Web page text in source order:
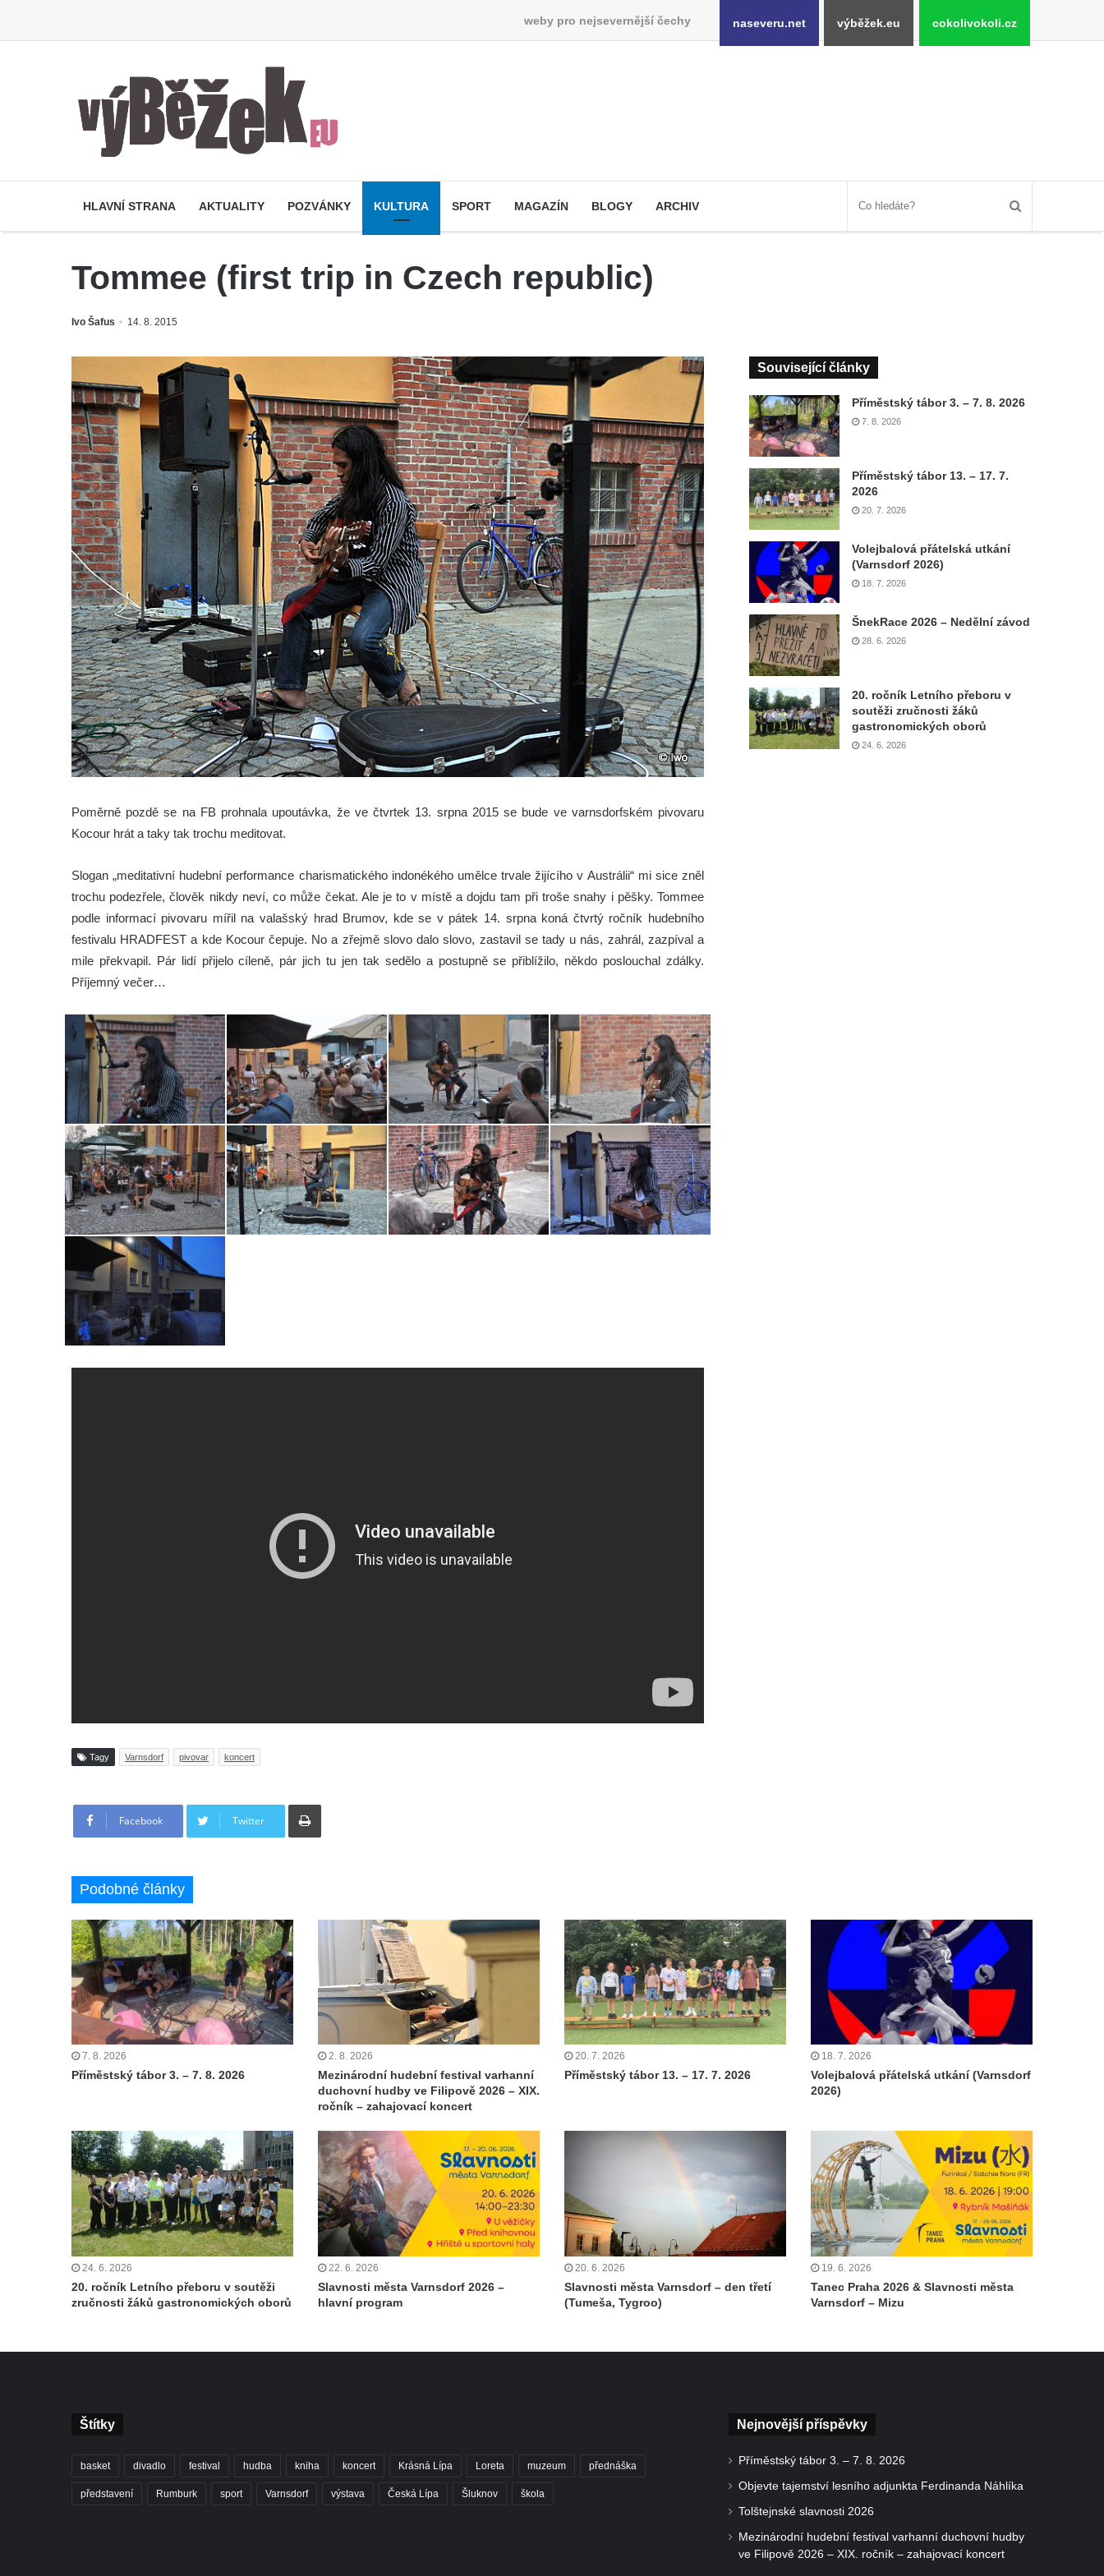
weby pro nejsevernější čechy naseveru.net výběžek.eu cokolivokoli.cz
HLAVNÍ STRANA AKTUALITY POZVÁNKY KULTURA SPORT MAGAZÍN BLOGY ARCHIV
Tommee (first trip in Czech republic)
Ivo Šafus 14. 8. 2015
Poměrně pozdě se na FB prohnala upoutávka, že ve čtvrtek 13. srpna 2015 se bude ve varnsdorfském pivovaru
Kocour hrát a taky tak trochu meditovat.
Slogan „meditativní hudební performance charismatického indonékého umělce trvale žijícího v Austrálii“ mi sice zněl
trochu podezřele, člověk nikdy neví, co může čekat. Ale je to v místě a dojdu tam při troše snahy i pěšky. Tommee
podle informací pivovaru mířil na valašský hrad Brumov, kde se v pátek 14. srpna koná čtvrtý ročník hudebního
festivalu HRADFEST a kde Kocour čepuje. No a zřejmě slovo dalo slovo, zastavil se tady u nás, zahrál, zazpíval a
mile překvapil. Pár lidí přijelo cíleně, pár jich tu jen tak sedělo a postupně se přiblížilo, někdo poslouchal zdálky.
Příjemný večer…
Tagy Varnsdorf pivovar koncert
Facebook Twitter
Tisknout
Související články
Příměstský tábor 3. – 7. 8. 2026
7. 8. 2026
Příměstský tábor 13. – 17. 7.
2026
20. 7. 2026
Volejbalová přátelská utkání
(Varnsdorf 2026)
18. 7. 2026
ŠnekRace 2026 – Nedělní závod
28. 6. 2026
20. ročník Letního přeboru v
soutěži zručnosti žáků
gastronomických oborů
24. 6. 2026
Podobné články
7. 8. 2026
Příměstský tábor 3. – 7. 8. 2026
2. 8. 2026
Mezinárodní hudební festival varhanní
duchovní hudby ve Filipově 2026 – XIX.
ročník – zahajovací koncert
20. 7. 2026
Příměstský tábor 13. – 17. 7. 2026
18. 7. 2026
Volejbalová přátelská utkání (Varnsdorf
2026)
24. 6. 2026
20. ročník Letního přeboru v soutěži
zručnosti žáků gastronomických oborů
22. 6. 2026
Slavnosti města Varnsdorf 2026 –
hlavní program
20. 6. 2026
Slavnosti města Varnsdorf – den třetí
(Tumeša, Tygroo)
19. 6. 2026
Tanec Praha 2026 & Slavnosti města
Varnsdorf – Mizu
Štítky
basket divadlo festival hudba kniha koncert Krásná Lípa Loreta muzeum přednáška
představení Rumburk sport Varnsdorf výstava Česká Lípa Šluknov škola
Nejnovější příspěvky
Příměstský tábor 3. – 7. 8. 2026
Objevte tajemství lesního adjunkta Ferdinanda Náhlíka
Tolštejnské slavnosti 2026
Mezinárodní hudební festival varhanní duchovní hudby
ve Filipově 2026 – XIX. ročník – zahajovací koncert